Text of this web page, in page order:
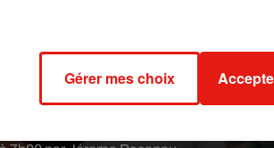
l’a fait il y a 31 ans sa mère, Violeta
par une enquête judiciaire pour
l’empêcher d’être candidate au scrutin
l’opposition Cristiana Chamorro d’être
Gérer mes choix